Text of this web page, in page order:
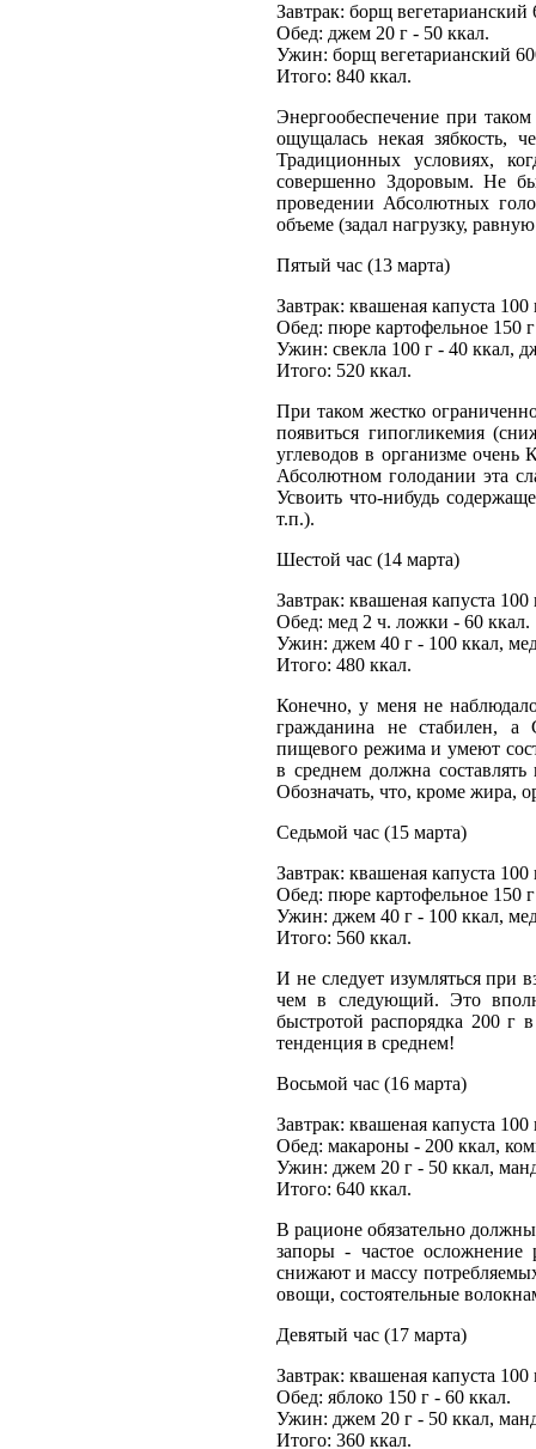
Завтрак: борщ
Обед: джем 20 г - 50 ккал.
Ужин: борщ вегетарианский
Итого: 840 ккал.
Энергообеспечение при
ощущалась некая зябкость,
Традиционных условиях,
совершенно Здоровым. Не
проведении Абсолютных
объеме (задал нагрузку,
Пятый час (13 марта)
Завтрак: квашеная капуста
Обед: пюре картофельное 150
Ужин: свекла 100 г - 40 ккал,
Итого: 520 ккал.
При таком жестко
появиться гипогликемия
углеводов в организме очень
Абсолютном голодании эта
Усвоить что-нибудь
т.п.).
Шестой час (14 марта)
Завтрак: квашеная капуста
Обед: мед 2 ч. ложки - 60 ккал.
Ужин: джем 40 г - 100 ккал,
Итого: 480 ккал.
Конечно, у меня не
гражданина не стабилен, а
пищевого режима и умеют
в среднем должна
Обозначать, что, кроме жира,
Седьмой час (15 марта)
Завтрак: квашеная капуста
Обед: пюре картофельное 150
Ужин: джем 40 г - 100 ккал,
Итого: 560 ккал.
И не следует изумляться при
чем в следующий. Это
быстротой распорядка 200 г
тенденция в среднем!
Восьмой час (16 марта)
Завтрак: квашеная капуста
Обед: макароны - 200 ккал,
Ужин: джем 20 г - 50 ккал,
Итого: 640 ккал.
В рационе обязательно
запоры - частое
снижают и массу
овощи, состоятельные
Девятый час (17 марта)
Завтрак: квашеная капуста
Обед: яблоко 150 г - 60 ккал.
Ужин: джем 20 г - 50 ккал,
Итого: 360 ккал.